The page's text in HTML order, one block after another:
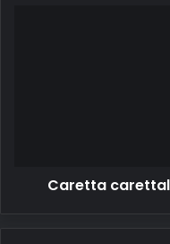
Caretta